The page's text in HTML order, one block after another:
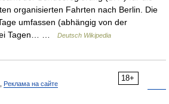
organisierten Fahrten nach Berlin. Die
umfassen (abhängig von der
Tagen… …
Deutsch Wikipedia
18+
Реклама на сайте